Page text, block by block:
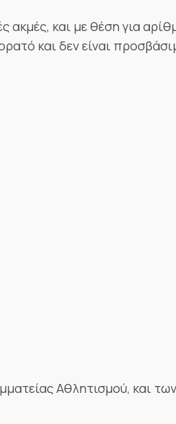
ακμές, και με θέση για
και δεν είναι
Αθλητισμού, και των